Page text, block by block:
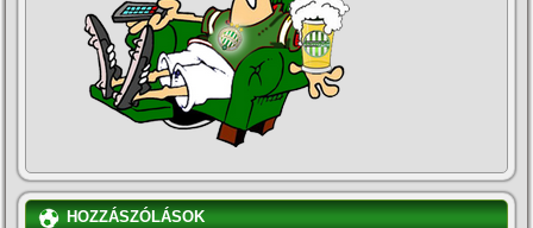
HOZZÁSZÓLÁSOK